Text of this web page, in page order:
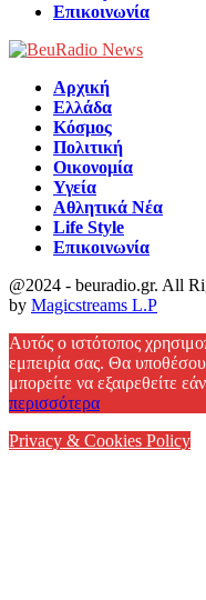
Επικοινωνία
Αρχική
Ελλάδα
Κόσμος
Πολιτική
Οικονομία
Υγεία
Αθλητικά Νέα
Life Style
Επικοινωνία
@2024 - beuradio.gr. All
by Magicstreams L.P
Αυτός ο ιστότοπος
εμπειρία σας. Θα
μπορείτε να εξαιρεθείτε
περισσότερα
Privacy & Cookies Policy